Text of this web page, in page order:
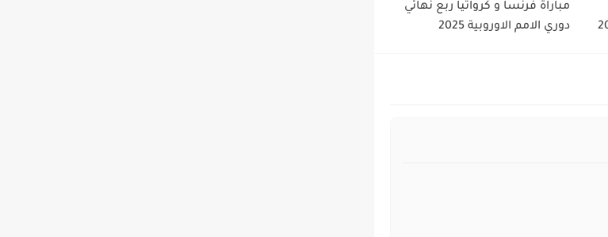
مباراة فرنسا و كرواتيا ربع نهائي
دوري الامم الاوروبية 2025